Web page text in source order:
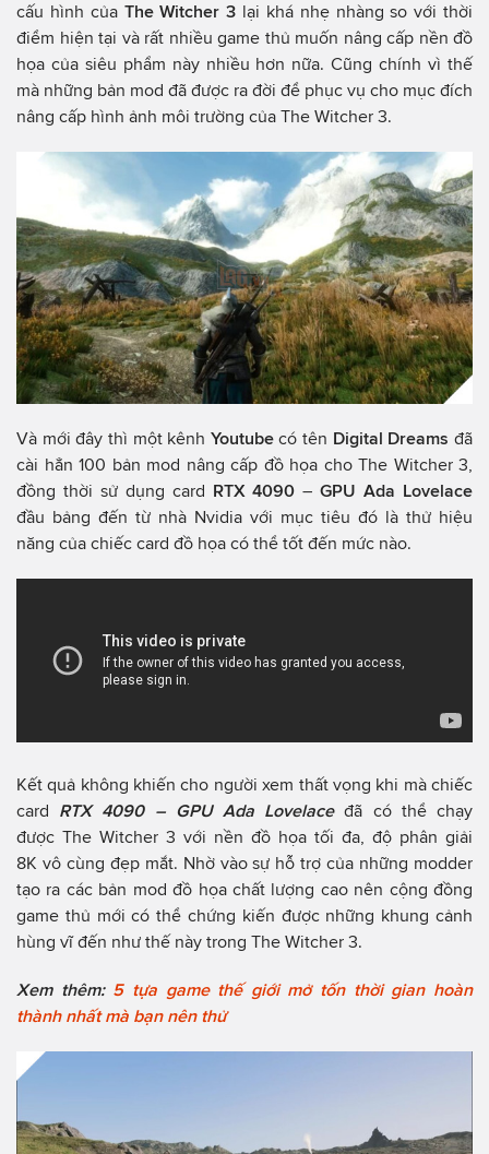
cấu hình của The Witcher 3 lại khá nhẹ nhàng so với thời
điểm hiện tại và rất nhiều game thủ muốn nâng cấp nền đồ
họa của siêu phẩm này nhiều hơn nữa. Cũng chính vì thế
mà những bản mod đã được ra đời để phục vụ cho mục đích
nâng cấp hình ảnh môi trường của The Witcher 3.
Và mới đây thì một kênh Youtubecó tên Digital Dreams đã
cài hẳn 100 bản mod nâng cấp đồ họa cho The Witcher 3,
đồng thời sử dụng card RTX 4090 –GPU Ada Lovelace
đầu bảng đến từ nhà Nvidia với mục tiêu đó là thử hiệu
năng của chiếc card đồ họa có thể tốt đến mức nào.
Kết quả không khiến cho người xem thất vọng khi mà chiếc
card RTX 4090 – GPU Ada Lovelaceđã có thể chạy
được The Witcher 3 với nền đồ họa tối đa, độ phân giải
8K vô cùng đẹp mắt. Nhờ vào sự hỗ trợ của những modder
tạo ra các bản mod đồ họa chất lượng cao nên cộng đồng
game thủ mới có thể chứng kiến được những khung cảnh
hùng vĩ đến như thế này trong The Witcher 3.
Xem thêm: 5 tựa game thế giới mở tốn thời gian hoàn
thành nhất mà bạn nên thử